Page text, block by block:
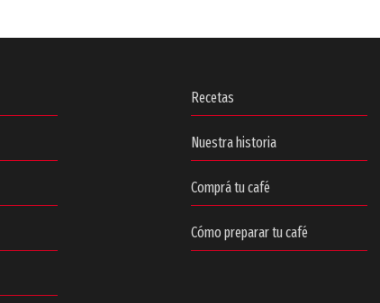
Recetas
Nuestra historia
Comprá tu café
Cómo preparar tu café